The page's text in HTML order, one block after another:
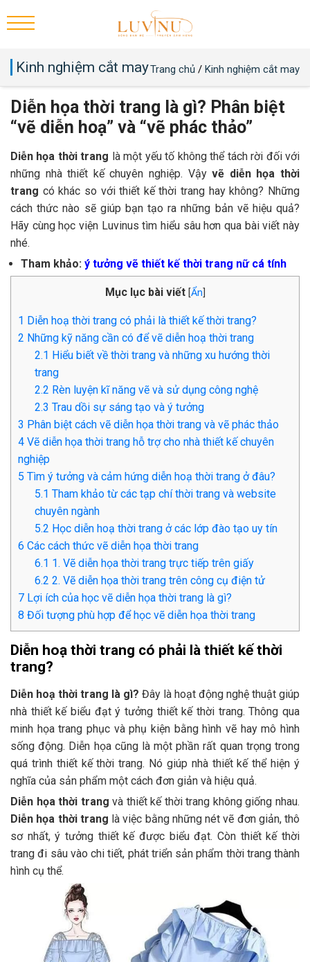
Kinh nghiệm cắt mayTrang chủ / Kinh nghiệm cắt may
Diễn họa thời trang là gì? Phân biệt
“vẽ diễn hoạ” và “vẽ phác thảo”
Diễn họa thời trang là một yếu tố không thể tách rời đối với
những nhà thiết kế chuyên nghiệp. Vậyvẽ diễn họa thời
trang có khác so với thiết kế thời trang hay không? Những
cách thức nào sẽ giúp bạn tạo ra những bản vẽ hiệu quả?
Hãy cùng học viện Luvinus tìm hiểu sâu hơn qua bài viết này
nhé.
Tham khảo: ý tưởng vẽ thiết kế thời trang nữ cá tính
Mục lục bài viết [Ẩn
1 Diễn hoạ thời trang có phải là thiết kế thời trang?
2 Những kỹ năng cần có để vẽ diễn hoạ thời trang
2.1 Hiểu biết về thời trang và những xu hướng thời
trang
2.2 Rèn luyện kĩ năng vẽ và sử dụng công nghệ
2.3 Trau dồi sự sáng tạo và ý tưởng
3 Phân biệt cách vẽ diễn họa thời trang và vẽ phác thảo
4 Vẽ diễn họa thời trang hỗ trợ cho nhà thiết kế chuyên
nghiệp
5 Tìm ý tưởng và cảm hứng diễn hoạ thời trang ở đâu?
5.1 Tham khảo từ các tạp chí thời trang và website
chuyên ngành
5.2 Học diễn hoạ thời trang ở các lớp đào tạo uy tín
6 Các cách thức vẽ diễn họa thời trang
6.1 1. Vẽ diễn họa thời trang trực tiếp trên giấy
6.2 2. Vẽ diễn họa thời trang trên công cụ điện tử
7 Lợi ích của học vẽ diễn họa thời trang là gì?
8 Đối tượng phù hợp để học vẽ diễn họa thời trang
Diễn hoạ thời trang có phải là thiết kế thời
trang?
Diễn hoạ thời trang là gì? Đây là hoạt động nghệ thuật giúp
nhà thiết kế biểu đạt ý tưởng thiết kế thời trang. Thông qua
minh họa trang phục và phụ kiện bằng hình vẽ hay mô hình
sống động. Diễn họa cũng là một phần rất quan trọng trong
quá trình thiết kế thời trang. Nó giúp nhà thiết kế thể hiện ý
nghĩa của sản phẩm một cách đơn giản và hiệu quả.
Diễn họa thời trang và thiết kế thời trang không giống nhau.
Diễn họa thời trang là việc bằng những nét vẽ đơn giản, thô
sơ nhất, ý tưởng thiết kế được biểu đạt. Còn thiết kế thời
trang đi sâu vào chi tiết, phát triển sản phẩm thời trang thành
hình cụ thể.